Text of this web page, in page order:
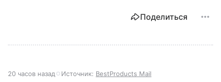
Поделиться
20 часов назад Источник: BestProducts Mail